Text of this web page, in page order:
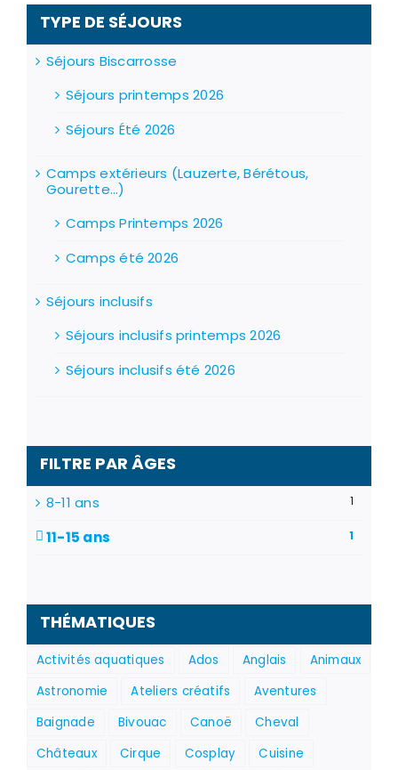
TYPE DE SÉJOURS
Séjours Biscarrosse
Séjours printemps 2026
Séjours Été 2026
Camps extérieurs (Lauzerte, Bérétous,
Gourette...)
Camps Printemps 2026
Camps été 2026
Séjours inclusifs
Séjours inclusifs printemps 2026
Séjours inclusifs été 2026
FILTRE PAR ÂGES
8-11 ans 1
11-15 ans 1
THÉMATIQUES
Activités aquatiques Ados Anglais
Animaux
Astronomie
Ateliers créatifs
Aventures
Baignade
Bivouac Canoë
Cheval
Châteaux
Cirque Cosplay
Cuisine